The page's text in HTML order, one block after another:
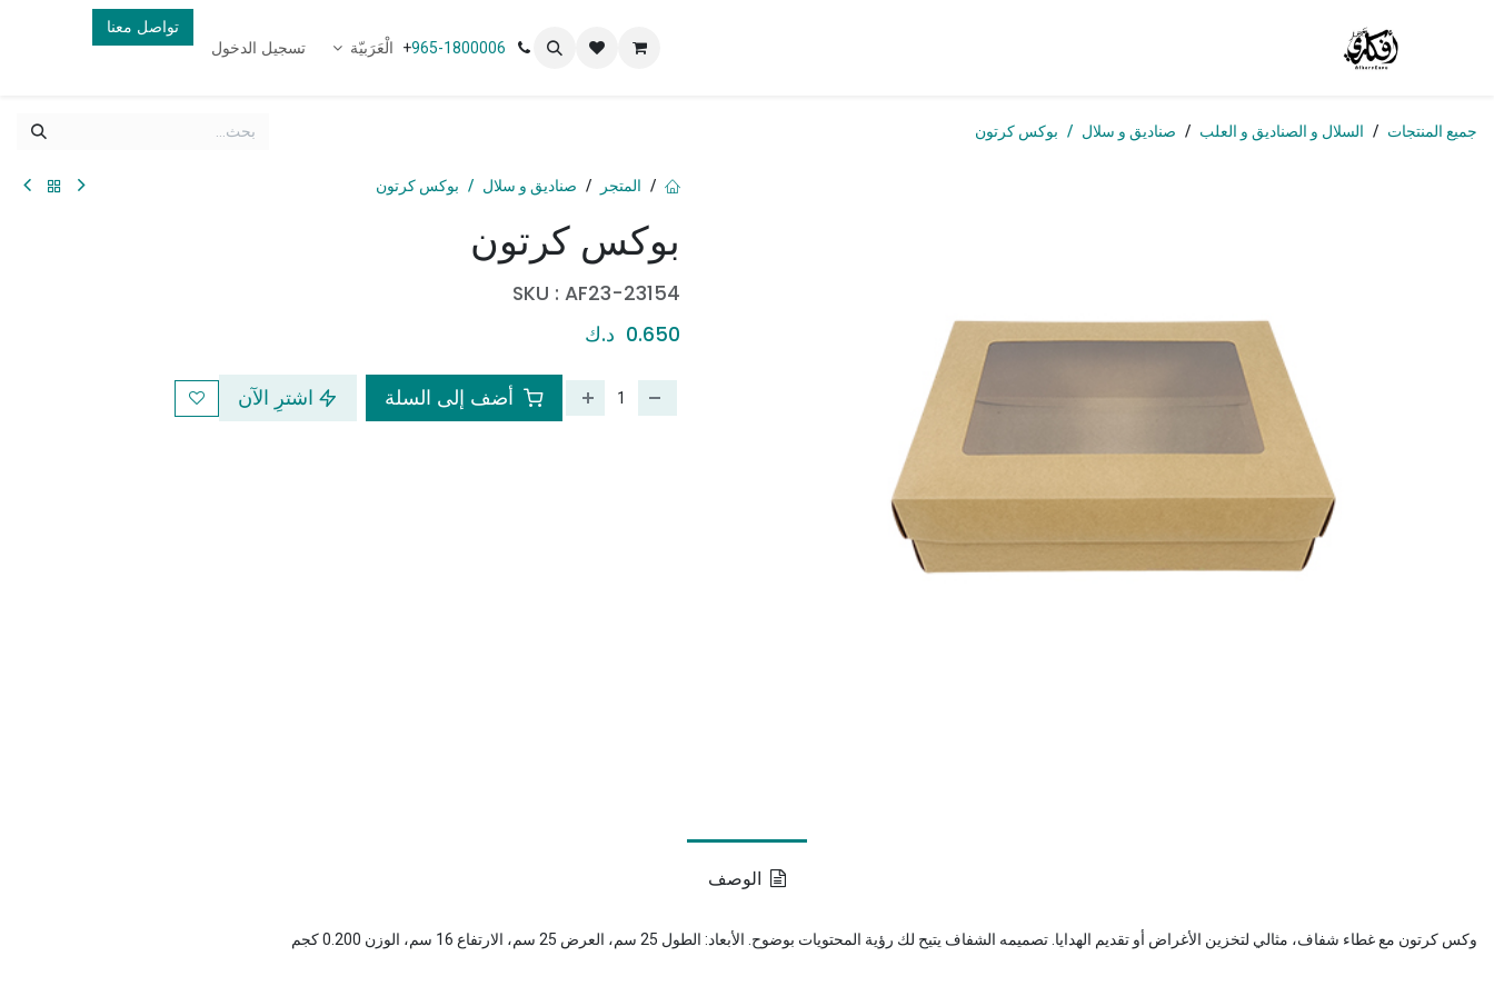
+965-1800006 الْعَرَبيّة تسجيل الدخول
تواصل معنا
جميع المنتجات السلال و الصناديق و العلب صناديق و سلال بوكس كرتون
بوكس كرتون
SKU : AF23-23154
0.650 د.ك
أضف إلى السلة اشترِ الآن
المتجر صناديق و سلال بوكس كرتون
الوصف
وكس كرتون مع غطاء شفاف، مثالي لتخزين الأغراض أو تقديم الهدايا. تصميمه الشفاف يتيح لك رؤية المحتويات بوضوح. الأبعاد: الطول 25 سم، العرض 25 سم، الارتفاع 16 سم، الوزن 0.200 كجم